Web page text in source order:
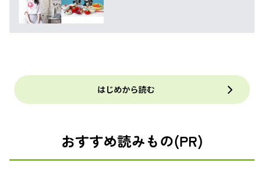
はじめから読む
おすすめ読みもの(PR)